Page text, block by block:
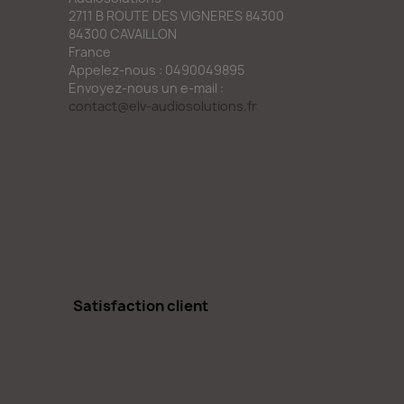
2711 B ROUTE DES VIGNERES 84300
84300 CAVAILLON
France
Appelez-nous : 0490049895
Envoyez-nous un e-mail :
contact@elv-audiosolutions.fr
Satisfaction client